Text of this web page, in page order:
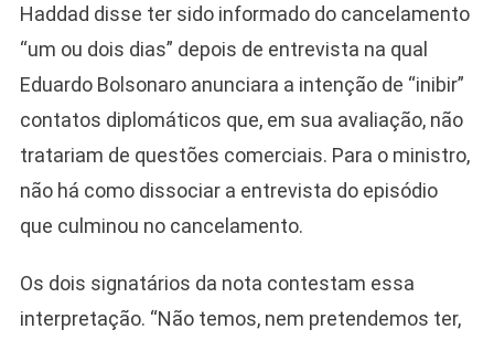
Haddad disse ter sido informado do cancelamento
“um ou dois dias” depois de entrevista na qual
Eduardo Bolsonaro anunciara a intenção de “inibir”
contatos diplomáticos que, em sua avaliação, não
tratariam de questões comerciais. Para o ministro,
não há como dissociar a entrevista do episódio
que culminou no cancelamento.
Os dois signatários da nota contestam essa
interpretação. “Não temos, nem pretendemos ter,